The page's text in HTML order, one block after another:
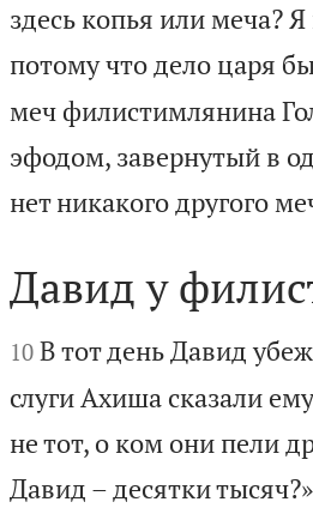
здесь копья или меча?
потому что дело царя
меч филистимлянина
эфодом, завернутый в
нет никакого другого

Давид у

10 В тот день Давид
слуги Ахиша сказали
не тот, о ком они пели
Давид – десятки тысяч?»